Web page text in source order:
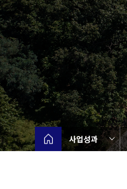
사업성과